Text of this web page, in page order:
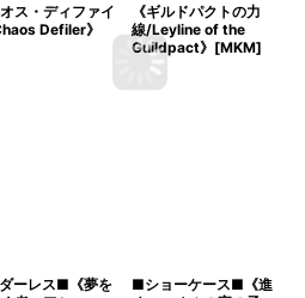
オス・ディファイ
Defiler》
《ギルドパクトの力
線/Leyline of the
Guildpact》[MKM]
ーレス■《夢を
■ショーケース■《進